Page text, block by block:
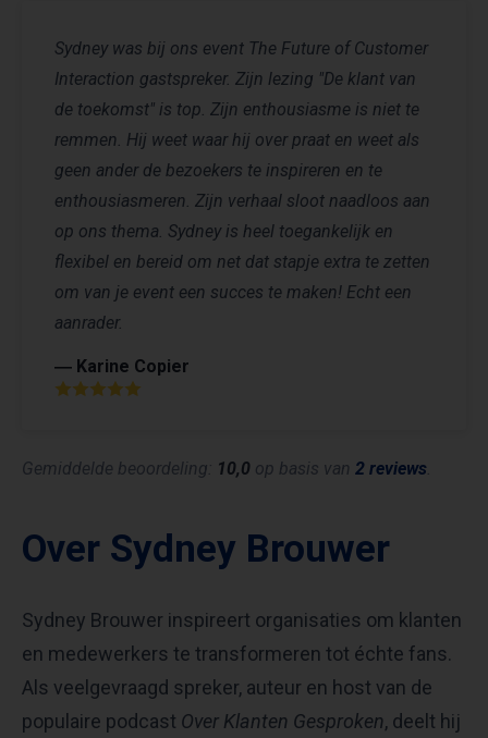
Sydney was bij ons event The Future of Customer
Interaction gastspreker. Zijn lezing "De klant van
de toekomst" is top. Zijn enthousiasme is niet te
remmen. Hij weet waar hij over praat en weet als
geen ander de bezoekers te inspireren en te
enthousiasmeren. Zijn verhaal sloot naadloos aan
op ons thema. Sydney is heel toegankelijk en
flexibel en bereid om net dat stapje extra te zetten
om van je event een succes te maken! Echt een
aanrader.
― Karine Copier
Gemiddelde beoordeling: 10,0 op basis van 2 reviews.
Over Sydney Brouwer
Sydney Brouwer inspireert organisaties om klanten
en medewerkers te transformeren tot échte fans.
Als veelgevraagd spreker, auteur en host van de
populaire podcast Over Klanten Gesproken, deelt hij